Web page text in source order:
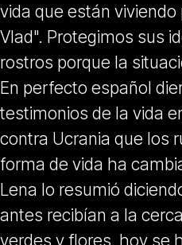
vida que están
Vlad". Protegimos sus
rostros porque la
En perfecto español
testimonios de la vida
contra Ucrania que los
forma de vida ha
Lena lo resumió
antes recibían a la
verdes y flores, hoy se